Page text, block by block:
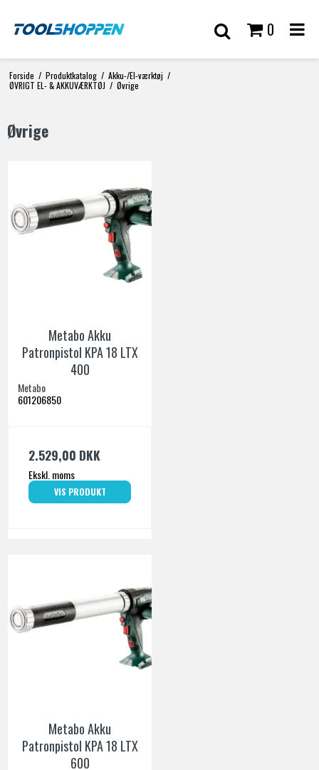
0
Forside / Produktkatalog / Akku-/El-værktøj /
ØVRIGT EL- & AKKUVÆRKTØJ / Øvrige
Øvrige
Metabo Akku
Patronpistol KPA 18 LTX
400
Metabo
601206850
2.529,00 DKK
Ekskl. moms
VIS PRODUKT
Metabo Akku
Patronpistol KPA 18 LTX
600